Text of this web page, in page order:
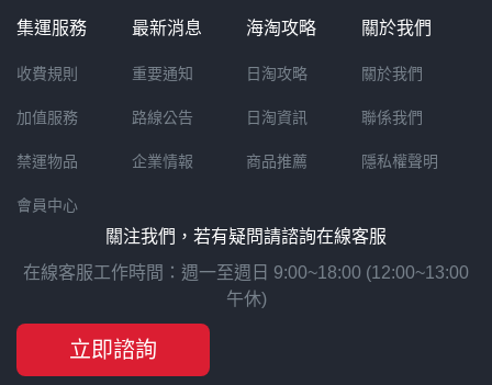
集運服務
收費規則
加值服務
禁運物品
會員中心
最新消息
重要通知
路線公告
企業情報
海淘攻略
日淘攻略
日淘資訊
商品推薦
關於我們
關於我們
聯係我們
隱私權聲明
關注我們，若有疑問請諮詢在線客服
在線客服工作時間：週一至週日 9:00~18:00 (12:00~13:00
午休)
立即諮詢